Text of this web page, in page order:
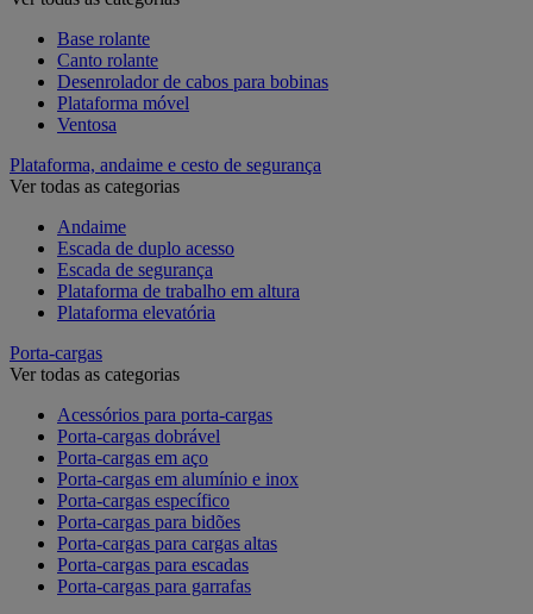
Base rolante
Canto rolante
Desenrolador de cabos para bobinas
Plataforma móvel
Ventosa
Plataforma, andaime e cesto de segurança
Ver todas as categorias
Andaime
Escada de duplo acesso
Escada de segurança
Plataforma de trabalho em altura
Plataforma elevatória
Porta-cargas
Ver todas as categorias
Acessórios para porta-cargas
Porta-cargas dobrável
Porta-cargas em aço
Porta-cargas em alumínio e inox
Porta-cargas específico
Porta-cargas para bidões
Porta-cargas para cargas altas
Porta-cargas para escadas
Porta-cargas para garrafas